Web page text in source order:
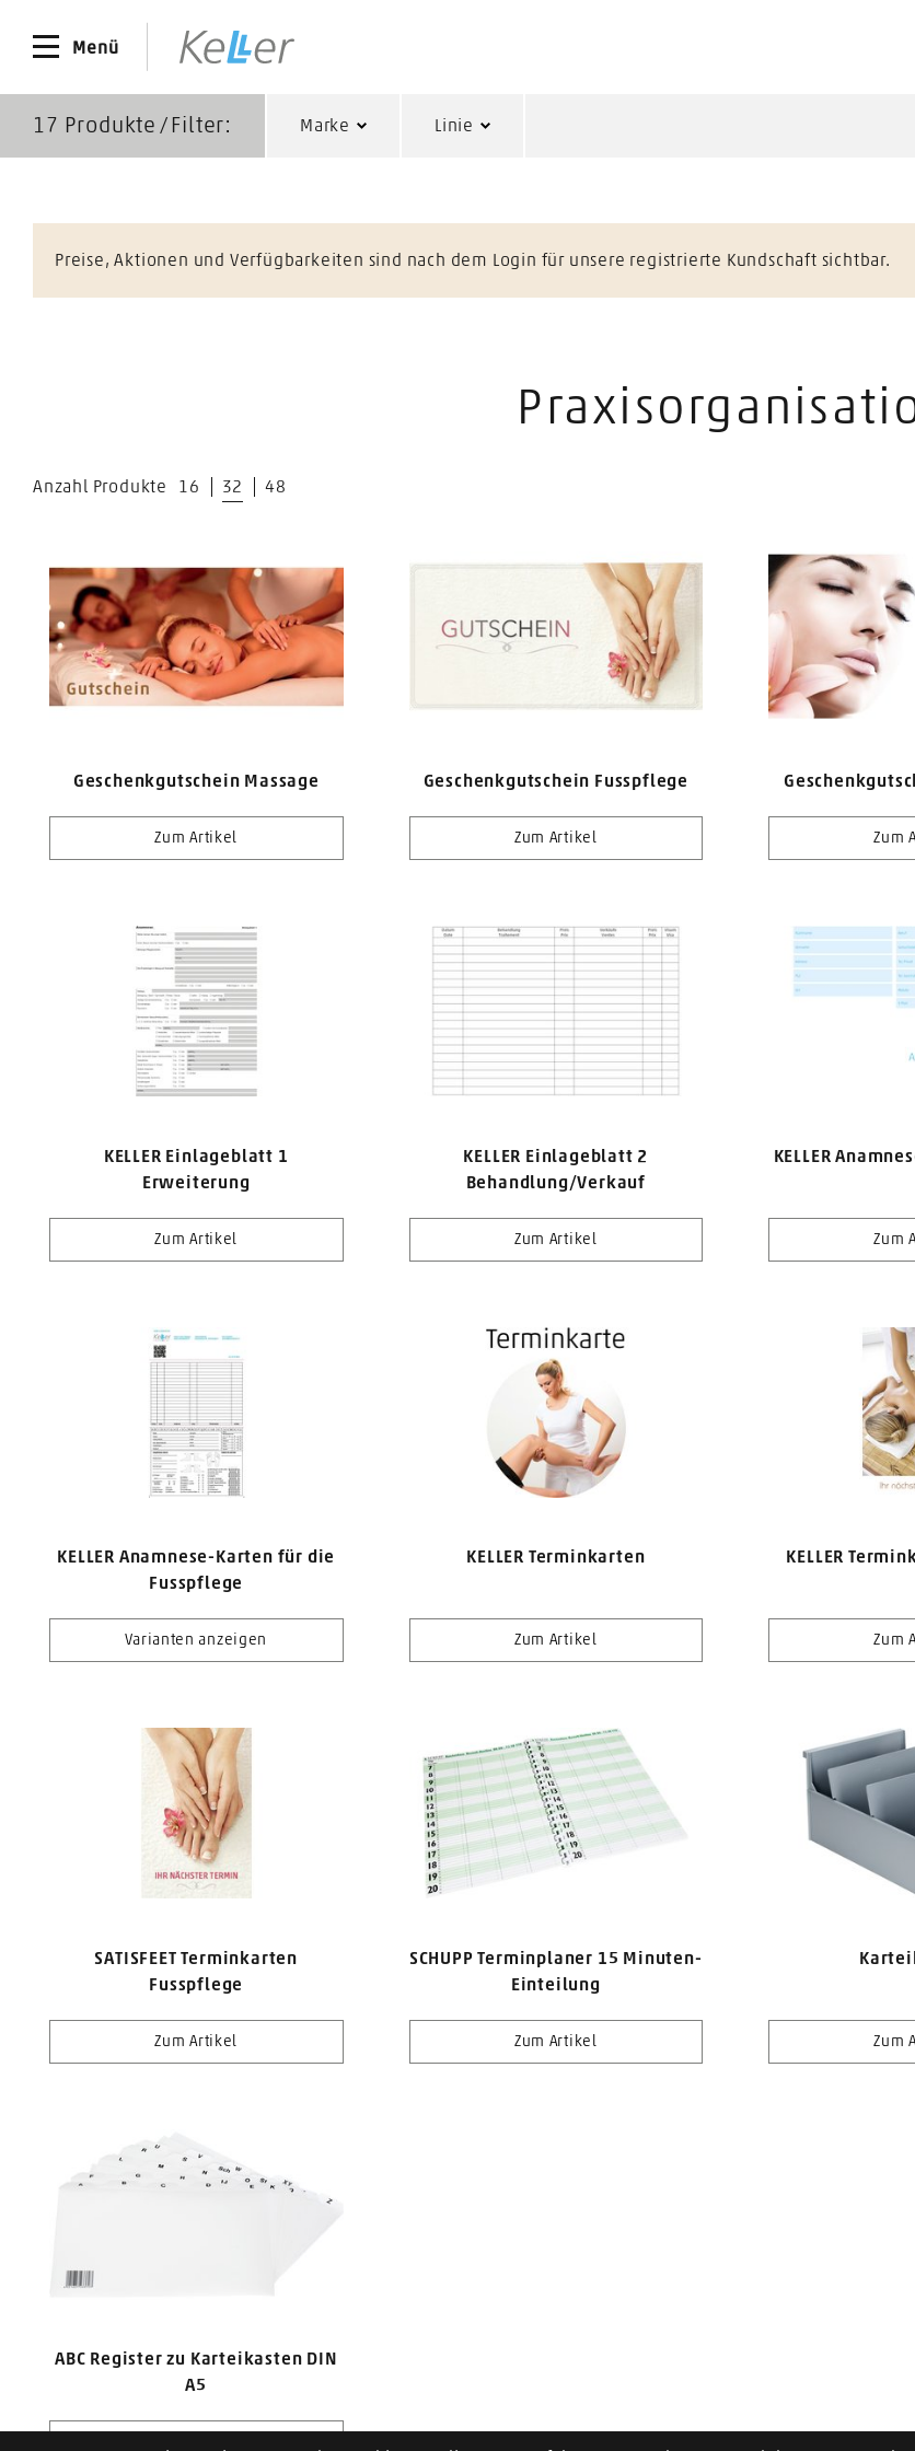
Menü
17 Produkte ∕ Filter: Marke Linie
Preise, Aktionen und Verfügbarkeiten sind nach dem Login für unsere registrierte Kundschaft sichtbar.
Anzahl Produkte 16 32 48
Geschenkgutschein Massage
Zum Artikel
Geschenkgutschein Fusspflege
Zum Artikel Zum
KELLER Einlageblatt 1
Erweiterung
Zum Artikel
KELLER Einlageblatt 2
Behandlung/Verkauf
Zum Artikel
KELLER
Zum
KELLER Anamnese-Karten für die
Fusspflege
Varianten anzeigen
KELLER Terminkarten
Zum Artikel
KELLER
Zum
SATISFEET Terminkarten
Fusspflege
Zum Artikel
SCHUPP Terminplaner 15 Minuten-
Einteilung
Zum Artikel Zum
ABC Register zu Karteikasten DIN
A5